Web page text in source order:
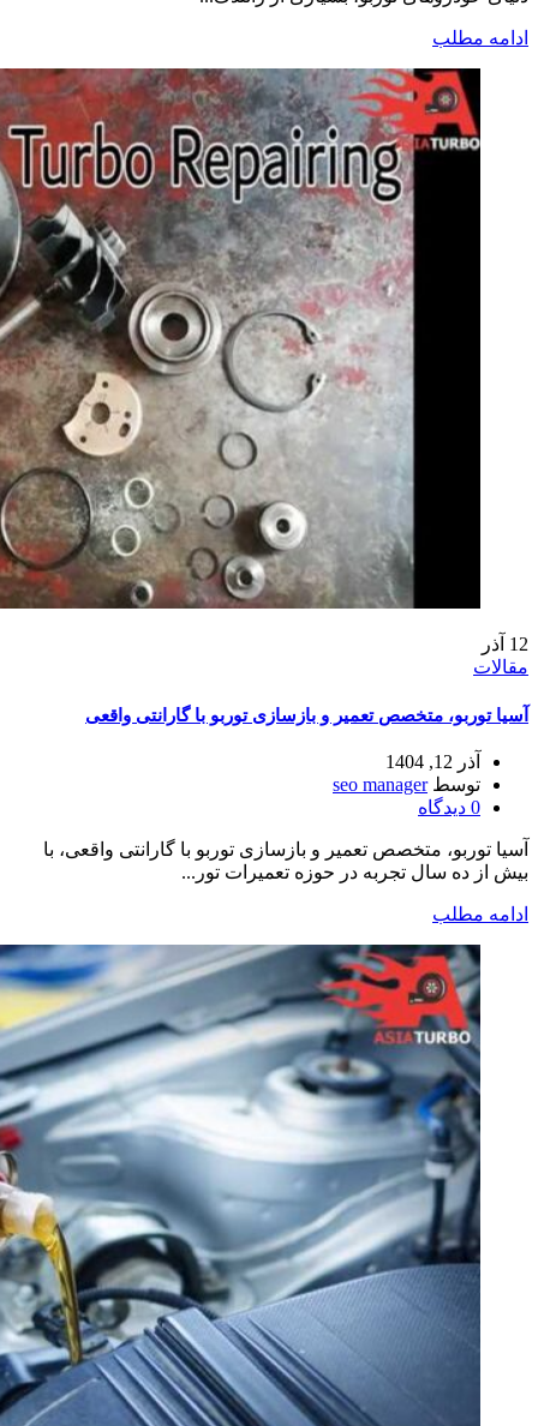
ادامه مطلب
12 آذر
مقالات
آسیا توربو، متخصص تعمیر و بازسازی توربو با گارانتی واقعی
آذر 12, 1404
توسط seo manager
0 دیدگاه
آسیا توربو، متخصص تعمیر و بازسازی توربو با گارانتی واقعی، با
بیش از ده سال تجربه در حوزه تعمیرات تور...
ادامه مطلب